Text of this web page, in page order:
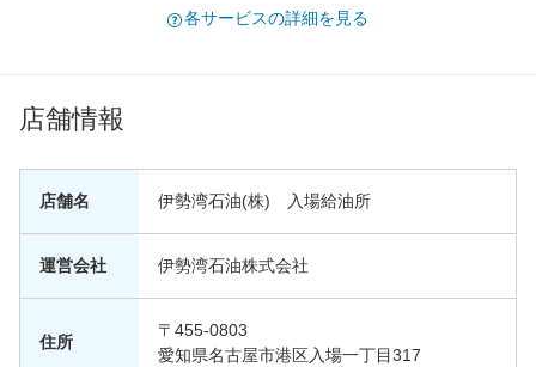
各サービスの詳細を見る
店舗情報
店舗名 伊勢湾石油(株) 入場給油所
運営会社 伊勢湾石油株式会社
住所
〒455-0803
愛知県名古屋市港区入場一丁目317